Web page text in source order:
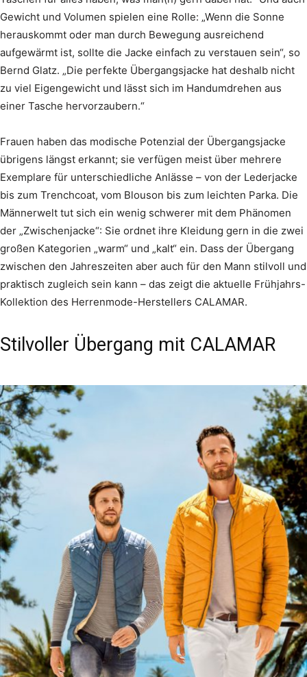
Gewicht und Volumen spielen eine Rolle: „Wenn die Sonne
herauskommt oder man durch Bewegung ausreichend
aufgewärmt ist, sollte die Jacke einfach zu verstauen sein“, so
Bernd Glatz. „Die perfekte Übergangsjacke hat deshalb nicht
zu viel Eigengewicht und lässt sich im Handumdrehen aus
einer Tasche hervorzaubern.“
Frauen haben das modische Potenzial der Übergangsjacke
übrigens längst erkannt; sie verfügen meist über mehrere
Exemplare für unterschiedliche Anlässe – von der Lederjacke
bis zum Trenchcoat, vom Blouson bis zum leichten Parka. Die
Männerwelt tut sich ein wenig schwerer mit dem Phänomen
der „Zwischenjacke“: Sie ordnet ihre Kleidung gern in die zwei
großen Kategorien „warm“ und „kalt“ ein. Dass der Übergang
zwischen den Jahreszeiten aber auch für den Mann stilvoll und
praktisch zugleich sein kann – das zeigt die aktuelle Frühjahrs-
Kollektion des Herrenmode-Herstellers CALAMAR.
Stilvoller Übergang mit CALAMAR